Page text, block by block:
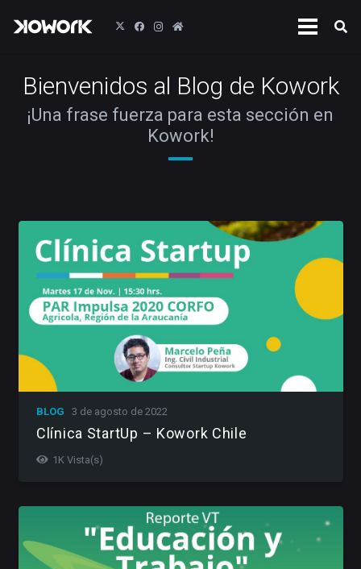
Bienvenidos al Blog de Kowork
¡Una frase fuerza para esta sección en
Kowork!
BLOG 3 de agosto de 2022
Clínica StartUp – Kowork Chile
1K Vista(s)